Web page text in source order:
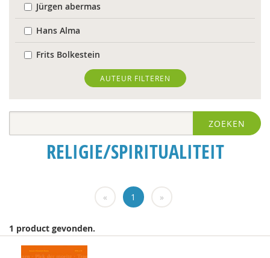
Jürgen abermas
Hans Alma
Frits Bolkestein
Erik Borgman
Job Cohen
Annelieke Damen
Jason Heap
Kees Hellingman
AUTEUR FILTEREN
ZOEKEN
RELIGIE/SPIRITUALITEIT
« 1 »
1 product gevonden.